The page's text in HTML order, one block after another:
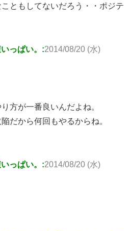
ともしてないだろう・・ポジテ
っぱい。:2014/08/20 (水)
方が一番良いんだよね。
だから何回もやるからね。
っぱい。:2014/08/20 (水)